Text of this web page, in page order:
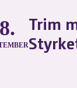
8.
Trim